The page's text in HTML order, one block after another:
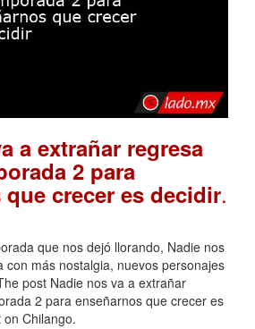
a extrañar regresa
2 para
crecer es decidir.
que nos dejó llorando, Nadie nos
con más nostalgia, nuevos personajes
post Nadie nos va a extrañar
2 para enseñarnos que crecer es
Chilango.